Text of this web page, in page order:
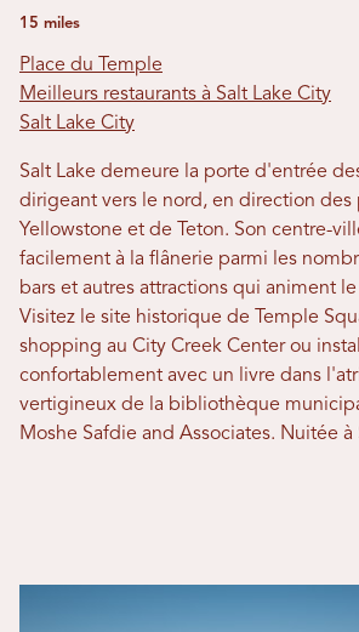
15 miles
Place du Temple
Meilleurs restaurants à Salt Lake City
Salt Lake City
Salt Lake demeure la porte d'entrée
dirigeant vers le nord, en direction des
Yellowstone et de Teton. Son centre-
facilement à la flânerie parmi les
bars et autres attractions qui animent
Visitez le site historique de Temple
shopping au City Creek Center ou
confortablement avec un livre dans
vertigineux de la bibliothèque
Moshe Safdie and Associates. Nuitée à